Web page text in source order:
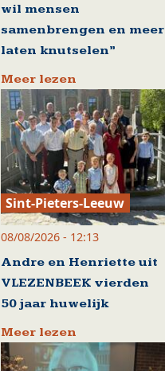
wil mensen
samenbrengen en meer
laten knutselen”
Meer lezen
Sint-Pieters-Leeuw
08/08/2026 - 12:13
Andre en Henriette uit
VLEZENBEEK vierden
50 jaar huwelijk
Meer lezen